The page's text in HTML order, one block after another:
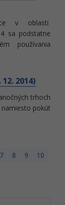
v oblasti
sa podstatne
používania
2014)
trhoch
namiesto pokút
7 8 9 10